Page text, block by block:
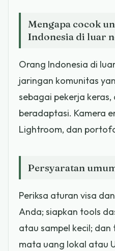
Mengapa cocok
Indonesia di luar
Orang Indonesia di
jaringan komunitas
sebagai pekerja
beradaptasi. Kamera
Lightroom, dan
Persyaratan
Periksa aturan visa
Anda; siapkan tools
atau sampel kecil;
mata uang lokal atau